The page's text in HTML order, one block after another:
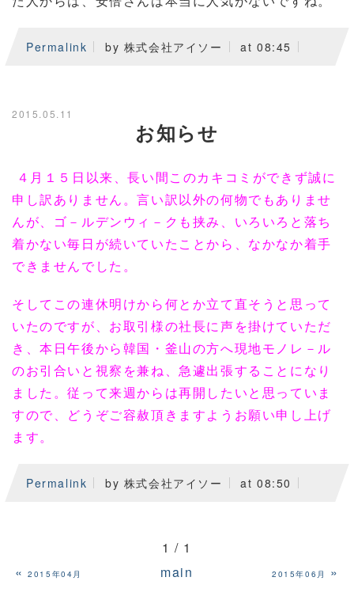
Permalink by 株式会社アイソー at 08:45
2015.05.11
お知らせ
４月１５日以来、長い間このカキコミができず誠に
申し訳ありません。言い訳以外の何物でもありませ
んが、ゴ－ルデンウィ－クも挟み、いろいろと落ち
着かない毎日が続いていたことから、なかなか着手
できませんでした。
そしてこの連休明けから何とか立て直そうと思って
いたのですが、お取引様の社長に声を掛けていただ
き、本日午後から韓国・釜山の方へ現地モノレ－ル
のお引合いと視察を兼ね、急遽出張することになり
ました。従って来週からは再開したいと思っていま
すので、どうぞご容赦頂きますようお願い申し上げ
ます。
Permalink by 株式会社アイソー at 08:50
1 / 1
«2015年04月 main 2015年06月 »